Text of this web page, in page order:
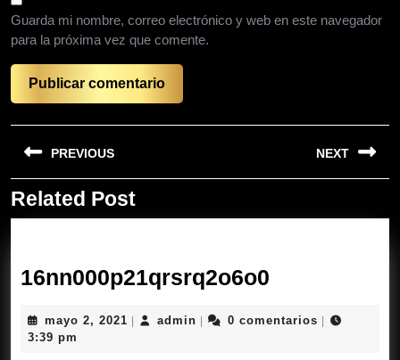
Guarda mi nombre, correo electrónico y web en este navegador
para la próxima vez que comente.
Navegación
de
entradas
PREVIOUS
Entrada
anterior:
NEXT
entrada:
Related Post
16nn000p21qrsrq2o6o0
mayo 2, 2021 mayo
| adminadmin
| 0 comentarios |
3:39 pm